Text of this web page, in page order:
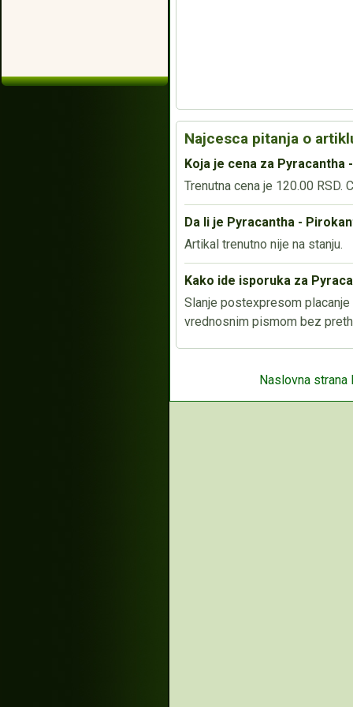
Najcesca pitanja o
Koja je cena za
Trenutna cena je 120.00
Da li je Pyracantha -
Artikal trenutno nije na stanju.
Kako ide isporuka za
Slanje postexpresom
vrednosnim pismom bez
Naslovna strana